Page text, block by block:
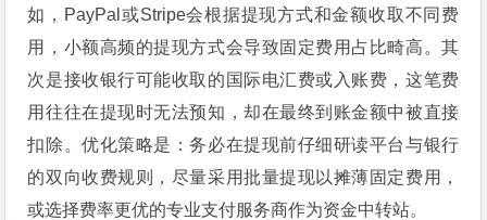
如，PayPal或Stripe会根据提现方式和金额收取不同费
用，小额高频的提现方式会导致固定费用占比畸高。其
次是接收银行可能收取的国际电汇费或入账费，这笔费
用往往在提现时无法预知，却在最终到账金额中被直接
扣除。优化策略是：务必在提现前仔细研读平台与银行
的双向收费规则，尽量采用批量提现以摊薄固定费用，
或选择费率更优的专业支付服务商作为资金中转站。